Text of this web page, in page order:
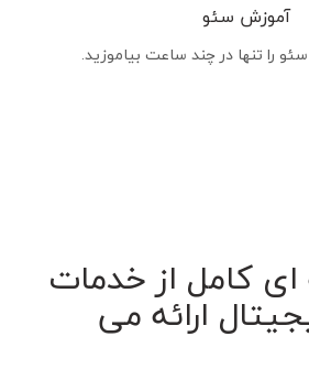
آموزش سئو
را تنها در چند ساعت بیاموزید.
کامل از خدمات
ارائه می